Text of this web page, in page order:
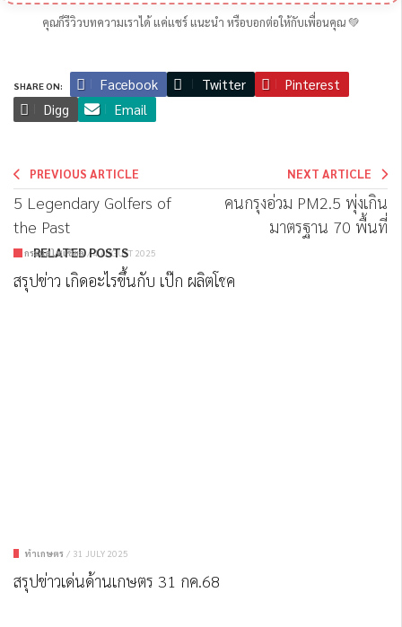
คุณก็รีวิวบทความเราได้ แค่แชร์ แนะนำ หรือบอกต่อให้กับเพื่อนคุณ 💚
SHARE ON: Facebook Twitter
Pinterest
Digg
Email
PREVIOUS ARTICLE
5 Legendary Golfers of
the Past
NEXT ARTICLE
คนกรุงอ่วม PM2.5 พุ่งเกิน
มาตรฐาน 70 พื้นที่
RELATED POSTS
กระแสโซเชียล / 4 AUGUST 2025
สรุปข่าว เกิดอะไรขึ้นกับ เป๊ก ผลิตโชค
ทำเกษตร / 31 JULY 2025
สรุปข่าวเด่นด้านเกษตร 31 กค.68